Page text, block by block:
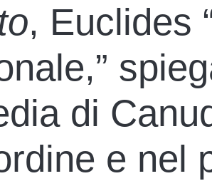
, Euclides
di
e nel